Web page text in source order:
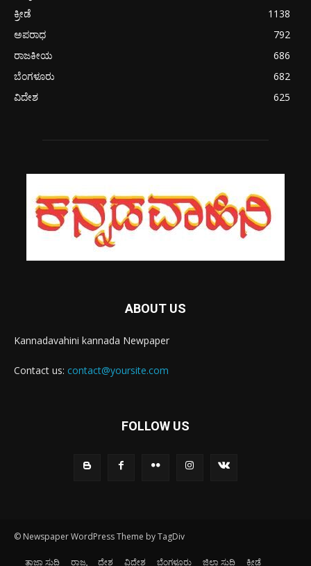
ಕ್ರೀಡೆ
1138
ಅಪರಾಧ
792
ರಾಜಕೀಯ
686
ಬೆಂಗಳೂರು
682
ವಿದೇಶ
625
ABOUT US
Kannadavahini kannada Newpaper
Contact us: contact@yoursite.com
FOLLOW US
© Newspaper WordPress Theme by TagDiv
ತಾಜಾ ಸುದ್ದಿ ರಾಜ್ಯ ದೇಶ ವಿದೇಶ ಬೆಂಗಳೂರು ಜಿಲ್ಲಾ ಸುದ್ದಿ ಕ್ರೀಡೆ